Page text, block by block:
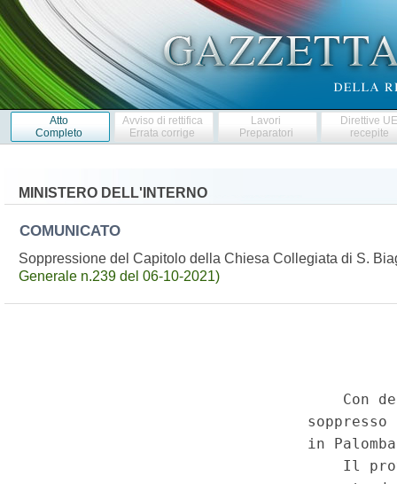
Atto
Completo
Avviso di rettifica
Errata corrige
Lavori
Preparatori
Direttive
recepite
MINISTERO DELL'INTERNO
COMUNICATO
Soppressione del Capitolo della Chiesa Collegiata di S.
Generale n.239 del 06-10-2021)